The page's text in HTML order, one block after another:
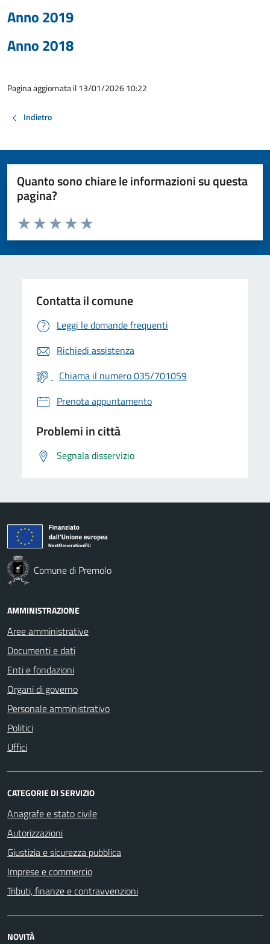
Anno 2019
Anno 2018
Pagina aggiornata il 13/01/2026 10:22
Indietro
Quanto sono chiare le informazioni su questa
pagina?
Valuta da 1 a 5 stelle la pagina
Valuta 5 stelle su 5
Valuta 4 stelle su 5
Valuta 3 stelle su 5
Valuta 2 stelle su 5
Valuta 1 stelle su 5
Contatta il comune
Leggi le domande frequenti
Richiedi assistenza
Chiama il numero 035/701059
Prenota appuntamento
Problemi in città
Segnala disservizio
Comune di Premolo
AMMINISTRAZIONE
Aree amministrative
Documenti e dati
Enti e fondazioni
Organi di governo
Personale amministrativo
Politici
Uffici
CATEGORIE DI SERVIZIO
Anagrafe e stato civile
Autorizzazioni
Giustizia e sicurezza pubblica
Imprese e commercio
Tributi, finanze e contravvenzioni
NOVITÀ